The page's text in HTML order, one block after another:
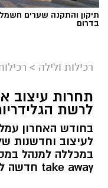
תיקון והתקנה שערים
בדרום
רכילות ולילה >
לרשת
בחודש האחרון
לעיצוב וחדשנות
במכללה למנהל
take away חדשה לרשת הגלידריות דליקרים.